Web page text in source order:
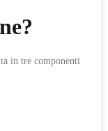
in tre componenti